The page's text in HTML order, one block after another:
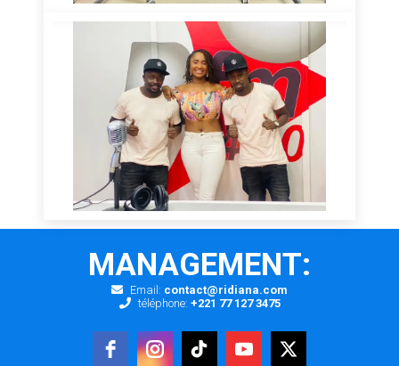
MANAGEMENT:
Email: contact@ridiana.com
téléphone: +221 77 127 3475